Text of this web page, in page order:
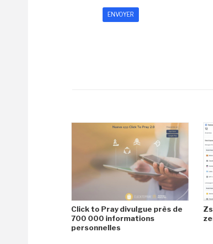
Click to Pray divulgue près de
700 000 informations
personnelles